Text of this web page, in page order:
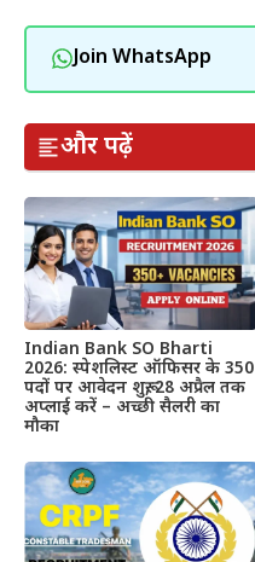
Join WhatsApp
और पढ़ें
Indian Bank SO Bharti
2026: स्पेशलिस्ट ऑफिसर के 350
पदों पर आवेदन शुरू, 28 अप्रैल तक
अप्लाई करें – अच्छी सैलरी का
मौका